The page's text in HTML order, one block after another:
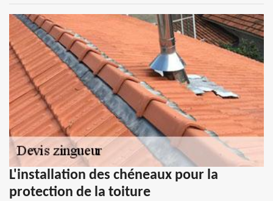
L'installation des chéneaux pour la
protection de la toiture